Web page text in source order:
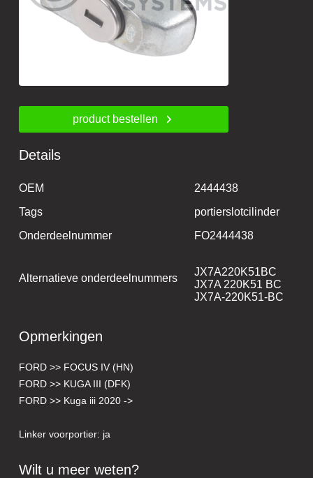
product bestellen
Details
OEM
2444438
Tags
portierslotcilinder
Onderdeelnummer
FO2444438
Alternatieve onderdeelnummers
JX7A220K51BC
JX7A 220K51 BC
JX7A-220K51-BC
Opmerkingen
FORD >> FOCUS IV (HN)
FORD >> KUGA III (DFK)
FORD >> Kuga iii 2020 ->
Linker voorportier: ja
Wilt u meer weten?